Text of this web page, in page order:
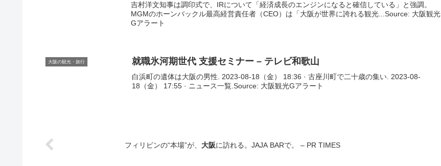
吉村洋文知事は調印式で、IRについて「経済成長のエンジンになると確信している」と強調。
MGMのホーンバックル最高経営責任者（CEO）は「大阪が世界に誇れる観光...Source: 大阪観光
Gアラート
大阪の観光・旅行 就職氷河期世代 支援セミナー – テレビ和歌山
白浜町の遺体は大阪の男性. 2023-08-18（金） 18:36 · 古座川町で二十歳の集い. 2023-08-
18（金） 17:55 · ニュース一覧.Source: 大阪観光Gアラート
フィリピンの“本場”が、 大阪に訪れる。JAJA BARで。 – PR TIMES